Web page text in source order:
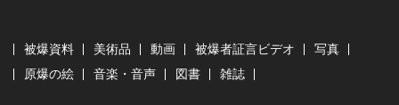
被爆資料 美術品 動画 被爆者証言ビデオ
写真
原爆の絵
音楽・音声 図書 雑誌